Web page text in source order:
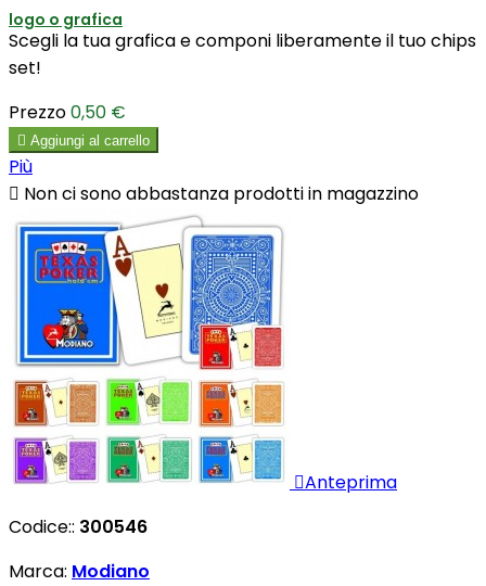
logo o grafica
Scegli la tua grafica e componi liberamente il tuo chips
set!
Prezzo0,50 €
 Aggiungi al carrello
Più
 Non ci sono abbastanza prodotti in magazzino
Anteprima
Codice:: 300546
Marca: Modiano